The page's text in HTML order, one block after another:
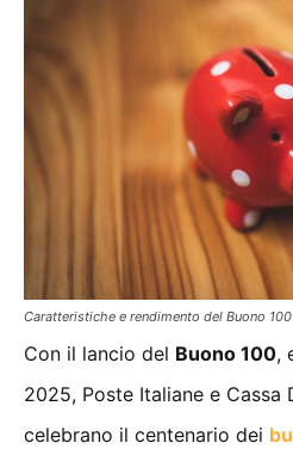
Caratteristiche e rendimento del Buono
Con il lancio del Buono 100,
2025, Poste Italiane e Cassa
celebrano il centenario dei